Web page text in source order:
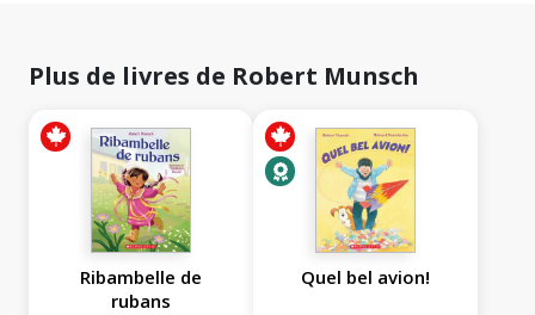
Plus de livres de Robert Munsch
Ribambelle de
rubans
Quel bel avion!